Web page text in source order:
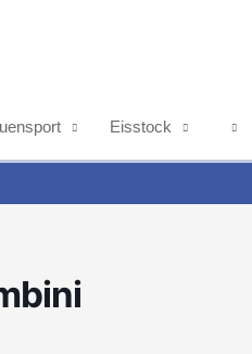
Eisstock